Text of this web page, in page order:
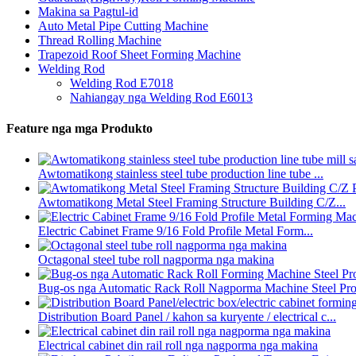
Makina sa Pagtul-id
Auto Metal Pipe Cutting Machine
Thread Rolling Machine
Trapezoid Roof Sheet Forming Machine
Welding Rod
Welding Rod E7018
Nahiangay nga Welding Rod E6013
Feature nga mga Produkto
Awtomatikong stainless steel tube production line tube ...
Awtomatikong Metal Steel Framing Structure Building C/Z...
Electric Cabinet Frame 9/16 Fold Profile Metal Form...
Octagonal steel tube roll nagporma nga makina
Bug-os nga Automatic Rack Roll Nagporma Machine Steel
Distribution Board Panel / kahon sa kuryente / electrical c...
Electrical cabinet din rail roll nga nagporma nga makina